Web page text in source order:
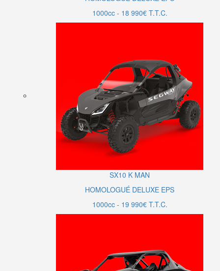
1000cc - 18 990€ T.T.C.
SX10 K MAN
HOMOLOGUÉ DELUXE EPS
1000cc - 19 990€ T.T.C.